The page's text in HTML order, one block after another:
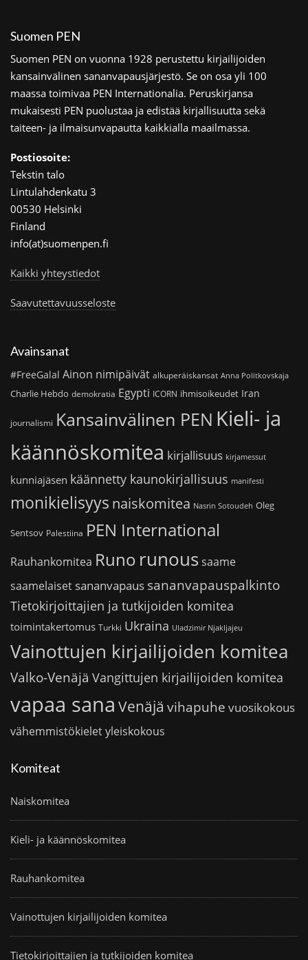
Suomen PEN
Suomen PEN on vuonna 1928 perustettu kirjailijoiden
kansainvälinen sananvapausjärjestö. Se on osa yli 100
maassa toimivaa PEN Internationalia. Peruskirjansa
mukaisesti PEN puolustaa ja edistää kirjallisuutta sekä
taiteen- ja ilmaisunvapautta kaikkialla maailmassa.
Postiosoite:
Tekstin talo
Lintulahdenkatu 3
00530 Helsinki
Finland
info(at)suomenpen.fi
Kaikki yhteystiedot
Saavutettavuusseloste
Avainsanat
#FreeGalal Ainon nimipäivät alkuperäiskansat Anna Politkovskaja
Charlie Hebdo demokratia Egypti ICORN ihmisoikeudet Iran
journalismi Kansainvälinen PEN Kieli- ja
käännöskomitea kirjallisuus kirjamessut
kunniajäsen käännetty kaunokirjallisuus manifesti
monikielisyys naiskomitea Nasrin Sotoudeh Oleg
Sentsov Palestiina PEN International
Rauhankomitea Runo runoussaame
saamelaiset sananvapaus sananvapauspalkinto
Tietokirjoittajien ja tutkijoiden komitea
toimintakertomus Turkki Ukraina Uladzimir Njakljajeu
Vainottujen kirjailijoiden komitea
Valko-Venäjä Vangittujen kirjailijoiden komitea
vapaa sana Venäjä vihapuhe vuosikokous
vähemmistökieletyleiskokous
Komiteat
Naiskomitea
Kieli- ja käännöskomitea
Rauhankomitea
Vainottujen kirjailijoiden komitea
Tietokirjoittajien ja tutkijoiden komitea